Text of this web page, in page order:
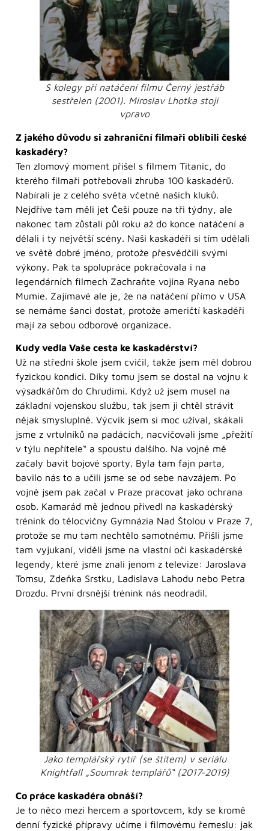
S kolegy při natáčení filmu Černý jestřáb
sestřelen (2001). Miroslav Lhotka stojí
vpravo
Z jakého důvodu si zahraniční filmaři oblíbili české
kaskadéry?
Ten zlomový moment přišel s filmem Titanic, do
kterého filmaři potřebovali zhruba 100 kaskadérů.
Nabírali je z celého světa včetně našich kluků.
Nejdříve tam měli jet Češi pouze na tři týdny, ale
nakonec tam zůstali půl roku až do konce natáčení a
dělali i ty největší scény. Naši kaskadéři si tím udělali
ve světě dobré jméno, protože přesvědčili svými
výkony. Pak ta spolupráce pokračovala i na
legendárních filmech Zachraňte vojína Ryana nebo
Mumie. Zajímavé ale je, že na natáčení přímo v USA
se nemáme šanci dostat, protože američtí kaskadéři
mají za sebou odborové organizace.
Kudy vedla Vaše cesta ke kaskadérství?
Už na střední škole jsem cvičil, takže jsem měl dobrou
fyzickou kondici. Díky tomu jsem se dostal na vojnu k
výsadkářům do Chrudimi. Když už jsem musel na
základní vojenskou službu, tak jsem ji chtěl strávit
nějak smysluplně. Výcvik jsem si moc užíval, skákali
jsme z vrtulníků na padácích, nacvičovali jsme „přežití
v týlu nepřítele“ a spoustu dalšího. Na vojně mě
začaly bavit bojové sporty. Byla tam fajn parta,
bavilo nás to a učili jsme se od sebe navzájem. Po
vojně jsem pak začal v Praze pracovat jako ochrana
osob. Kamarád mě jednou přivedl na kaskadérský
trénink do tělocvičny Gymnázia Nad Štolou v Praze 7,
protože se mu tam nechtělo samotnému. Přišli jsme
tam vyjukaní, viděli jsme na vlastní oči kaskadérské
legendy, které jsme znali jenom z televize: Jaroslava
Tomsu, Zdeňka Srstku, Ladislava Lahodu nebo Petra
Drozdu. První drsnější trénink nás neodradil.
Jako templářský rytíř (se štítem) v seriálu
Knightfall „Soumrak templářů“ (2017‑2019)
Co práce kaskadéra obnáší?
Je to něco mezi hercem a sportovcem, kdy se kromě
denní fyzické přípravy učíme i filmovému řemeslu: jak